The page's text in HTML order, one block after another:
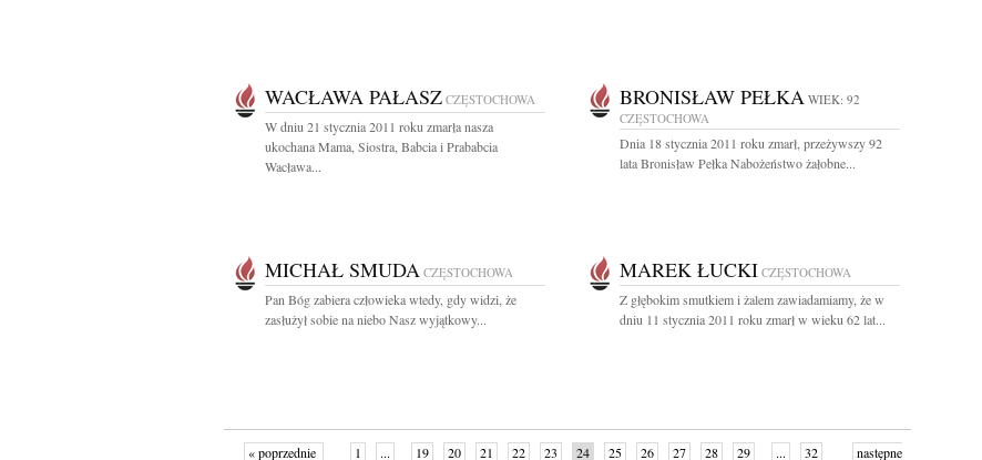
WACŁAWA PAŁASZ CZĘSTOCHOWA
W dniu 21 stycznia 2011 roku zmarła nasza
ukochana Mama, Siostra, Babcia i Prababcia
Wacława...
BRONISŁAW PEŁKA WIEK: 92
CZĘSTOCHOWA
Dnia 18 stycznia 2011 roku zmarł, przeżywszy 92
lata Bronisław Pełka Nabożeństwo żałobne...
MICHAŁ SMUDA CZĘSTOCHOWA
Pan Bóg zabiera człowieka wtedy, gdy widzi, że
zasłużył sobie na niebo Nasz wyjątkowy...
MAREK ŁUCKI CZĘSTOCHOWA
Z głębokim smutkiem i żalem zawiadamiamy, że w
dniu 11 stycznia 2011 roku zmarł w wieku 62 lat...
« poprzednie 1 ... 19 20 21 22 23 24 25 26 27 28 29 ... 32 następne